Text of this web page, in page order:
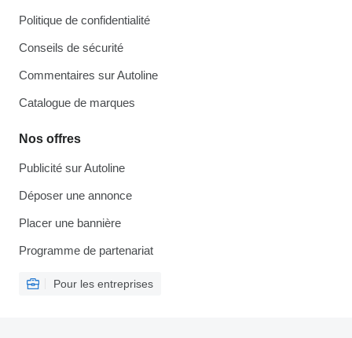
Politique de confidentialité
Conseils de sécurité
Commentaires sur Autoline
Catalogue de marques
Nos offres
Publicité sur Autoline
Déposer une annonce
Placer une bannière
Programme de partenariat
Pour les entreprises